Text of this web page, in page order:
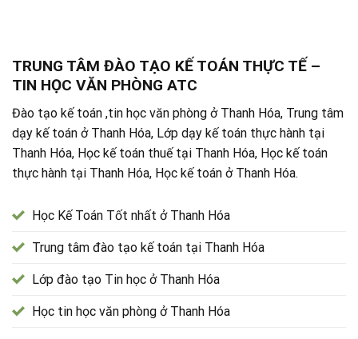
TRUNG TÂM ĐÀO TẠO KẾ TOÁN THỰC TẾ –
TIN HỌC VĂN PHÒNG ATC
Đào tạo kế toán ,tin học văn phòng ở Thanh Hóa, Trung tâm
dạy kế toán ở Thanh Hóa, Lớp dạy kế toán thực hành tại
Thanh Hóa, Học kế toán thuế tại Thanh Hóa, Học kế toán
thực hành tại Thanh Hóa, Học kế toán ở Thanh Hóa.
Học Kế Toán Tốt nhất ở Thanh Hóa
Trung tâm đào tạo kế toán tại Thanh Hóa
Lớp đào tạo Tin học ở Thanh Hóa
Học tin học văn phòng ở Thanh Hóa